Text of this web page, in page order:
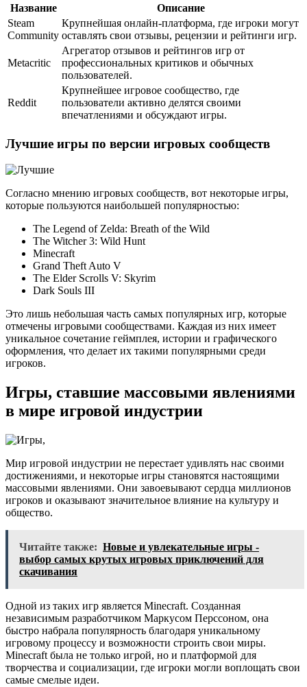
Название
Описание
Steam
Community
Крупнейшая онлайн-платформа, где игроки могут
оставлять свои отзывы, рецензии и рейтинги игр.
Metacritic
Агрегатор отзывов и рейтингов игр от
профессиональных критиков и обычных
пользователей.
Reddit
Крупнейшее игровое сообщество, где
пользователи активно делятся своими
впечатлениями и обсуждают игры.
Лучшие игры по версии игровых сообществ
Согласно мнению игровых сообществ, вот некоторые игры,
которые пользуются наибольшей популярностью:
The Legend of Zelda: Breath of the Wild
The Witcher 3: Wild Hunt
Minecraft
Grand Theft Auto V
The Elder Scrolls V: Skyrim
Dark Souls III
Это лишь небольшая часть самых популярных игр, которые
отмечены игровыми сообществами. Каждая из них имеет
уникальное сочетание геймплея, истории и графического
оформления, что делает их такими популярными среди
игроков.
Игры, ставшие массовыми явлениями
в мире игровой индустрии
Мир игровой индустрии не перестает удивлять нас своими
достижениями, и некоторые игры становятся настоящими
массовыми явлениями. Они завоевывают сердца миллионов
игроков и оказывают значительное влияние на культуру и
общество.
Читайте также: Новые и увлекательные игры -
выбор самых крутых игровых приключений для
скачивания
Одной из таких игр является Minecraft. Созданная
независимым разработчиком Маркусом Перссоном, она
быстро набрала популярность благодаря уникальному
игровому процессу и возможности строить свои миры.
Minecraft была не только игрой, но и платформой для
творчества и социализации, где игроки могли воплощать свои
самые смелые идеи.